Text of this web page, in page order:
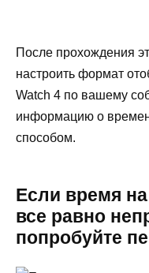
После прохождения
настроить формат
Watch 4 по вашему
информацию о
способом.
Если время
все равно
попробуйте